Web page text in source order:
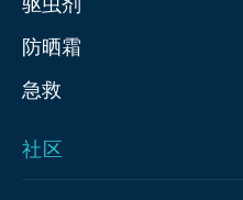
驱虫剂
防晒霜
急救
社区